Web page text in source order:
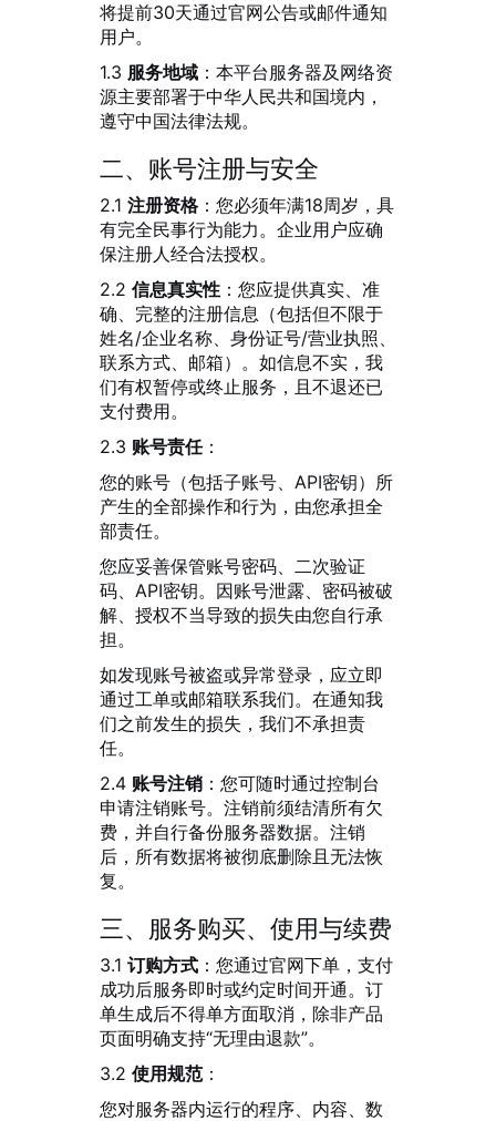
将提前30天通过官网公告或邮件通知
用户。
1.3 服务地域 ：本平台服务器及网络资
源主要部署于中华人民共和国境内，
遵守中国法律法规。
二、账号注册与安全
2.1 注册资格：您必须年满18周岁，具
有完全民事行为能力。企业用户应确
保注册人经合法授权。
2.2 信息真实性 ：您应提供真实、准
确、完整的注册信息（包括但不限于
姓名/企业名称、身份证号/营业执照、
联系方式、邮箱）。如信息不实，我
们有权暂停或终止服务，且不退还已
支付费用。
2.3 账号责任：
您的账号（包括子账号、API密钥）所
产生的全部操作和行为，由您承担全
部责任。
您应妥善保管账号密码、二次验证
码、API密钥。因账号泄露、密码被破
解、授权不当导致的损失由您自行承
担。
如发现账号被盗或异常登录，应立即
通过工单或邮箱联系我们。在通知我
们之前发生的损失，我们不承担责
任。
2.4 账号注销 ：您可随时通过控制台
申请注销账号。注销前须结清所有欠
费，并自行备份服务器数据。注销
后，所有数据将被彻底删除且无法恢
复。
三、服务购买、使用与续费
3.1 订购方式 ：您通过官网下单，支付
成功后服务即时或约定时间开通。订
单生成后不得单方面取消，除非产品
页面明确支持“无理由退款”。
3.2 使用规范：
您对服务器内运行的程序、内容、数